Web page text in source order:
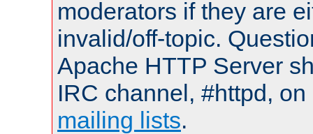
moderators if they are
invalid/off-topic.
Apache HTTP Server
IRC channel, #httpd,
mailing lists.